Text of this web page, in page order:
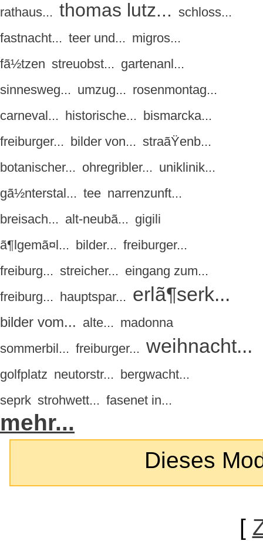
rathaus... thomas lutz... schloss...
fastnacht... teer und... migros...
fã½tzen streuobst... gartenanl...
sinnesweg... umzug... rosenmontag...
carneval... historische... bismarcka...
freiburger... bilder von... straãŸenb...
botanischer... ohregribler... uniklinik...
gã½nterstal... tee narrenzunft...
breisach... alt-neubã... gigili
ã¶lgemã¤l... bilder... freiburger...
freiburg... streicher... eingang zum...
freiburg... hauptspar... erlã¶serk...
bilder vom... alte... madonna
sommerbil... freiburger... weihnacht...
golfplatz neutorstr... bergwacht...
seprk strohwett... fasenet in...
mehr...
Dieses
[